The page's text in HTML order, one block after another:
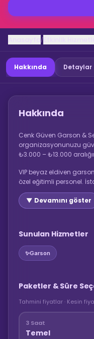
/
Hakkında Detaylar
Hakkında
Cenk Güven Garson &
organizasyonunuzu
₺3.000 – ₺13.000
VIP beyaz eldiven
özel eğitimli personel.
▼ Devamını göster
Sunulan Hizmetler
✨Garson
Paketler & Süre
Tahmini fiyatlar · Kesin
3 Saat
Temel